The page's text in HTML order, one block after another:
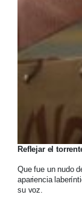
Reflejar el
Que fue un nudo
apariencia
su voz.